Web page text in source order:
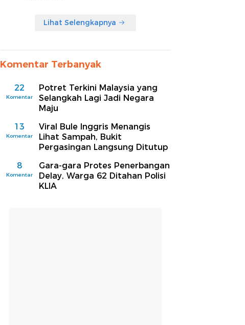
Lihat Selengkapnya
Komentar Terbanyak
22
Komentar
Potret Terkini Malaysia yang
Selangkah Lagi Jadi Negara
Maju
13
Komentar
Viral Bule Inggris Menangis
Lihat Sampah, Bukit
Pergasingan Langsung Ditutup
8
Komentar
Gara-gara Protes Penerbangan
Delay, Warga 62 Ditahan Polisi
KLIA